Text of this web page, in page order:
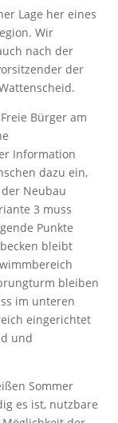
Lage her eines
Wir
nach der
der
Bürger am
Information
dazu ein,
Neubau
3 muss
Punkte
bleibt
bleiben
im unteren
eingerichtet
und
Sommer
es ist, nutzbare